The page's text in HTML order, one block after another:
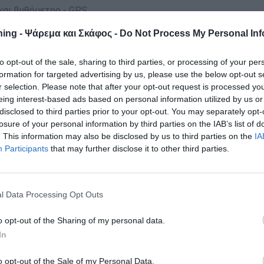
- Ψάρεμα και Σκάφος - Do Not Process My Personal
opt-out of the sale, sharing to third parties, or processing of your
for targeted advertising by us, please use the below opt-out
selection. Please note that after your opt-out request is processed
interest-based ads based on personal information utilized by us
to third parties prior to your opt-out. You may separately
of your personal information by third parties on the IAB’s list of
This information may also be disclosed by us to third parties on the
Participants that may further disclose it to other third parties.
Data Processing Opt Outs
opt-out of the Sharing of my personal data.
opt-out of the Sale of my Personal Data.
για καλαµοθήκες και βυθόµετρο – GPS
– ∆υχτάκι που αξιοποιεί την πλώρη δίνοντας έναν
πρόχειρης αποθήκευσης
ή ότι άλλο χρειαστούµε, εδώ έχει τοποθετηθεί µία
να χρησιµοποιηθεί στην αγκυροβόληση
για µεγαλύτερη ασφάλεια